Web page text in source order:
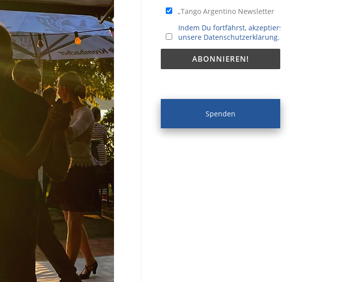
„Tango Argentino Newsletter
Indem Du fortfährst, akzeptierst Du
unsere Datenschutzerklärung.
Spenden